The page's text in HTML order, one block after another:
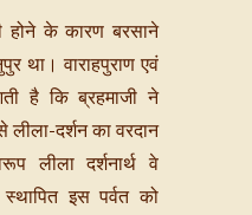
होने के कारण बरसाने
था। वाराहपुराण एवं
है कि ब्रहमाजी ने
दर्शन का वरदान
लीला दर्शनार्थ वे
इस पर्वत को